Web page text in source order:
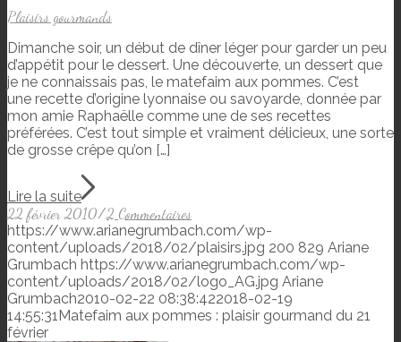
Plaisirs gourmands
Dimanche soir, un début de dîner léger pour garder un peu
d’appétit pour le dessert. Une découverte, un dessert que
je ne connaissais pas, le matefaim aux pommes. C’est
une recette d’origine lyonnaise ou savoyarde, donnée par
mon amie Raphaëlle comme une de ses recettes
préférées. C’est tout simple et vraiment délicieux, une sorte
de grosse crêpe qu’on […]
Lire la suite
22 février 2010/2 Commentaires
https://www.arianegrumbach.com/wp-
content/uploads/2018/02/plaisirs.jpg 200 829 Ariane
Grumbach https://www.arianegrumbach.com/wp-
content/uploads/2018/02/logo_AG.jpg Ariane
Grumbach2010-02-22 08:38:422018-02-19
14:55:31 Matefaim aux pommes : plaisir gourmand du 21
février